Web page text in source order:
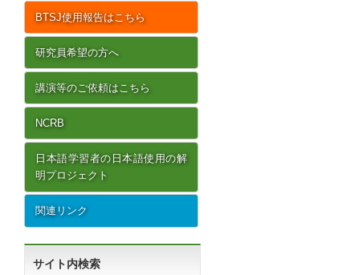
BTSJ使用報告はこちら
研究員希望の方へ
講演等のご依頼はこちら
NCRB
日本語学習者の日本語使用の解
明プロジェクト
関連リンク
サイト内検索